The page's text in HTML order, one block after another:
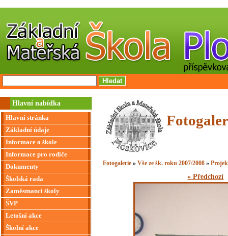
Hlavní nabídka
Hlavní stránka
Základní údaje
Informace o škole
Informace pro rodiče
Dokumenty
Školská rada
Zaměstnanci školy
ŠVP
Letošní akce
Školní akce
Fotogalerie »Vše ze šk. roku 2007/2008 »
« Předchozí